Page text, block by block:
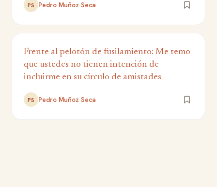
PS Pedro Muñoz Seca
Frente al pelotón de fusilamiento: Me temo
que ustedes no tienen intención de
incluirme en su círculo de amistades
PS Pedro Muñoz Seca